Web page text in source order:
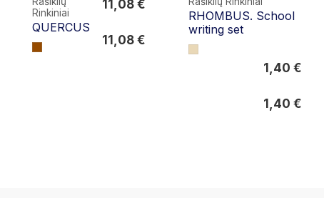
Rinkiniai
QUERCUS
11,08 €
11,08 €
RHOMBUS. School
writing set
1,40 €
1,40 €